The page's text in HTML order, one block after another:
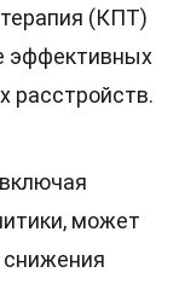
(КПТ)
эффективных
расстройств.
может